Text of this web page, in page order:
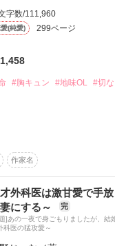
までの契約結婚。
……
人と思うかもしれない
もいいな」
続くようなことばかり
くするの？
作品を読む
ルの妃は、薬師の妹ラ
ルの妃は、薬師の姉ポ
ーーーーーーーーーーー
い』に巻き込まれ、
作品を読む
字数/111,960
(純愛) 299ページ
1,458
#胸キュン #地味OL #切
転して、目が覚めると
った。
生きてきた咲綾は、仕
。
ことは覚えていないよ
。
作家名
外科医は激甘愛で手
にする～
完
]あの一夜で身ごもりましたが、結
科医の猛攻愛～